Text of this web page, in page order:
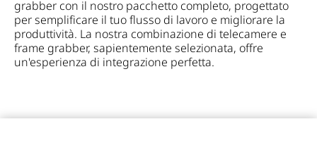
grabber con il nostro pacchetto completo, progettato
per semplificare il tuo flusso di lavoro e migliorare la
produttività. La nostra combinazione di telecamere e
frame grabber, sapientemente selezionata, offre
un'esperienza di integrazione perfetta.